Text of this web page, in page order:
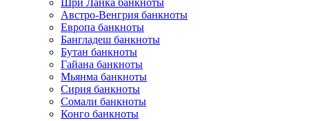
Шри Ланка банкноты
Австро-Венгрия банкноты
Европа банкноты
Бангладеш банкноты
Бутан банкноты
Гайана банкноты
Мьянма банкноты
Сирия банкноты
Сомали банкноты
Конго банкноты